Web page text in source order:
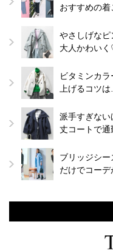
おすすめの着
やさしげなピ
大人かわい
ビタミンカ
上げるコツは
派手すぎな
丈コートで通
ブリッジシ
だけでコー